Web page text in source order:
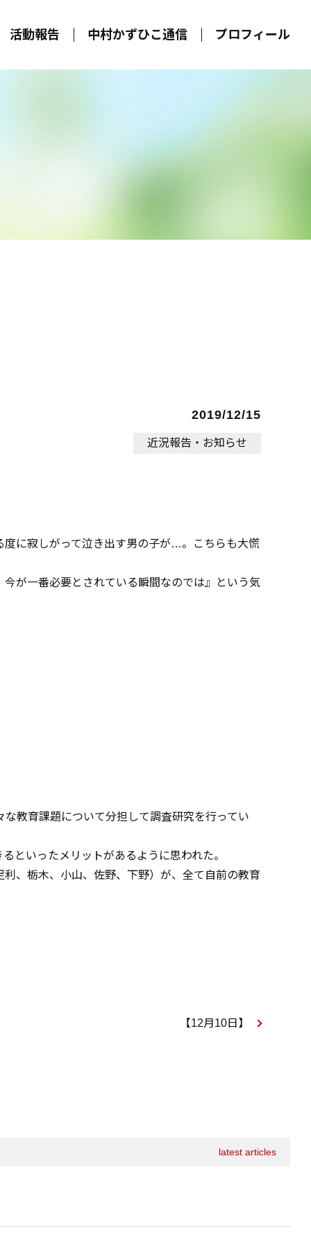
活動報告 中村かずひこ通信 プロフィール
2019/12/15
近況報告・お知らせ
度に寂しがって泣き出す男の子が…。こちらも大慌
が一番必要とされている瞬間なのでは』という気
教育課題について分担して調査研究を行ってい
といったメリットがあるように思われた。
、栃木、小山、佐野、下野）が、全て自前の教育
【12月10日】
latest articles